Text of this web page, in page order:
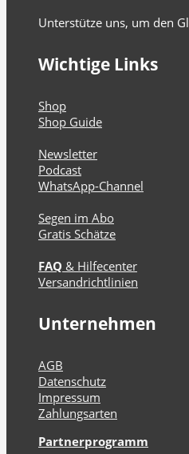
Unterstütze uns, um den
Wichtige Links
Shop
Shop Guide
Newsletter
Podcast
WhatsApp-Channel
Segen im Abo
Gratis Schätze
FAQ & Hilfecenter
Versandrichtlinien
Unternehmen
AGB
Datenschutz
Impressum
Zahlungsarten
Partnerprogramm